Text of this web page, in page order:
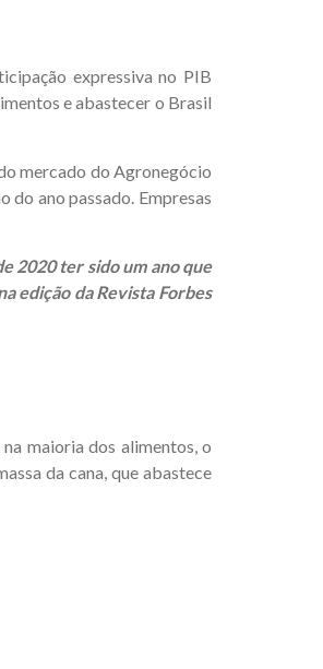
expressiva no PIB
e abastecer o Brasil
mercado do Agronegócio
do ano passado. Empresas
2020 ter sido um ano que
edição da Revista Forbes
maioria dos alimentos, o
da cana, que abastece